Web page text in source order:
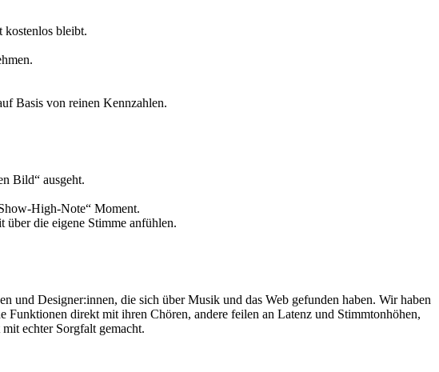
kostenlos bleibt.
Basis von reinen Kennzahlen.
Bild“ ausgeht.
Moment.
über die eigene Stimme anfühlen.
und Designer:innen, die sich über Musik und das Web gefunden haben. Wir haben
Funktionen direkt mit ihren Chören, andere feilen an Latenz und Stimmtonhöhen,
echter Sorgfalt gemacht.